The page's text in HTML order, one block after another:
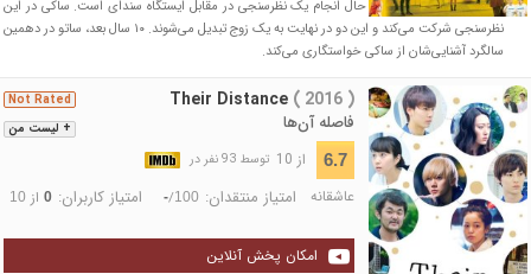
ساتو کارمندی است که در حال انجام یک نظرسنجی در مقابل ایستگاه سندای است. ساکی در این
نظرسنجی شرکت می‌کند و این دو در نهایت به یک زوج تبدیل می‌شوند. ۱۰ سال بعد، ساتو در دهمین
سالگرد آشنایی‌شان از ساکی خواستگاری می‌کند.
+ لیست من
Not Rated Their Distance ( 2016 )
فاصله آن‌ها
6.7 از 10 توسط 93 نفر در
عاشقانه امتیاز منتقدان: -/100 امتیاز کاربران: 0از 10
امکان پخش آنلاین